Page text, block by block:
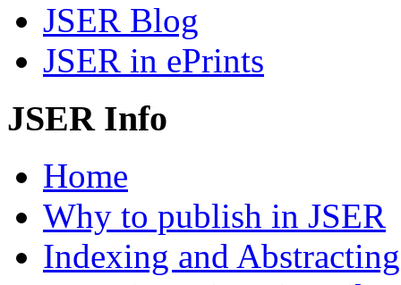
JSER Blog
JSER in ePrints
JSER Info
Home
Why to publish in JSER
Indexing and Abstracting